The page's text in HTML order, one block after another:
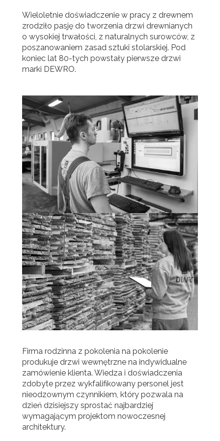
Wieloletnie doświadczenie w pracy z drewnem
zrodziło pasję do tworzenia drzwi drewnianych
o wysokiej trwałości, z naturalnych surowców, z
poszanowaniem zasad sztuki stolarskiej. Pod
koniec lat 80-tych powstały pierwsze drzwi
marki DEWRO.
Firma rodzinna z pokolenia na pokolenie
produkuje drzwi wewnętrzne na indywidualne
zamówienie klienta. Wiedza i doświadczenia
zdobyte przez wykfalifikowany personel jest
nieodzownym czynnikiem, który pozwala na
dzień dzisiejszy sprostać najbardziej
wymagającym projektom nowoczesnej
architektury.